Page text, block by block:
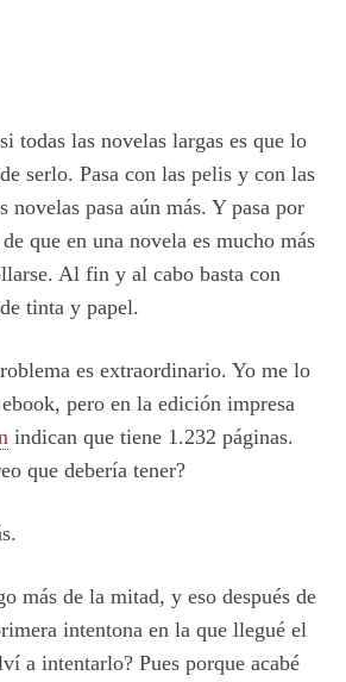
todas las novelas largas es que lo
serlo. Pasa con las pelis y con las
novelas pasa aún más. Y pasa por
que en una novela es mucho más
Al fin y al cabo basta con
tinta y papel.
es extraordinario. Yo me lo
pero en la edición impresa
indican que tiene 1.232 páginas.
que debería tener?
más de la mitad, y eso después de
intentona en la que llegué el
a intentarlo? Pues porque acabé